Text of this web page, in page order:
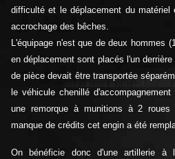
difficulté et le déplacement du
accrochage des bêches.
L'équipage n'est que de deux hommes
en déplacement sont placés l'un
de pièce devait être transportée
le véhicule chenillé
une remorque à munitions à 2 roues
manque de crédits cet engin a été
On bénéficie donc d'une artillerie à